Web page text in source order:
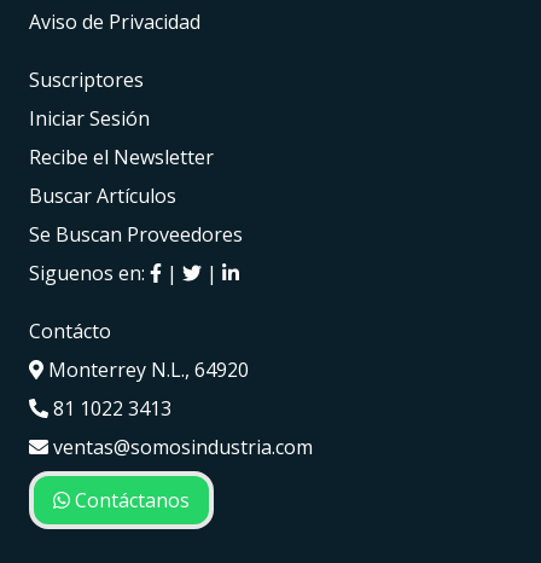
Aviso de Privacidad
Suscriptores
Iniciar Sesión
Recibe el Newsletter
Buscar Artículos
Se Buscan Proveedores
Siguenos en:
| |
Contácto
Monterrey N.L., 64920
81 1022 3413
ventas@somosindustria.com
Contáctanos